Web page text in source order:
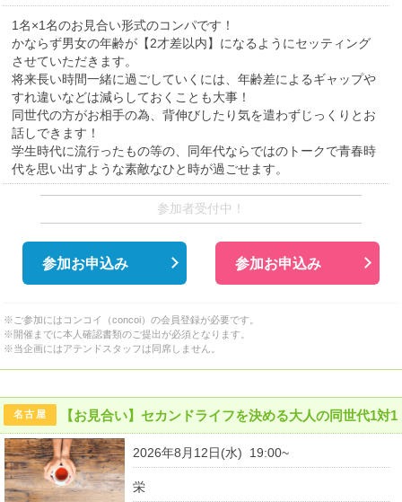
1名×1名のお見合い形式のコンパです！
かならず男女の年齢が【2才差以内】になるようにセッティング
させていただきます。
将来長い時間一緒に過ごしていくには、年齢差によるギャップや
すれ違いなどは減らしておくことも大事！
同世代の方がお相手の為、背伸びしたり気を遣わずじっくりとお
話しできます！
学生時代に流行ったもの等の、同年代ならではのトークで青春時
代を思い出すような素敵なひと時が過ごせます。
参加者受付中！
参加お申込み 参加お申込み
※ご参加にはコンコイ（concoi）の会員登録が必要です。
※開催までに本人確認書類のご提出が必須となります。
※当企画にはアテンドスタッフは同席しません。
名古屋 【お見合い】セカンドライフを決める大人の同世代1対1
2026年8月12日(水) 19:00~
栄